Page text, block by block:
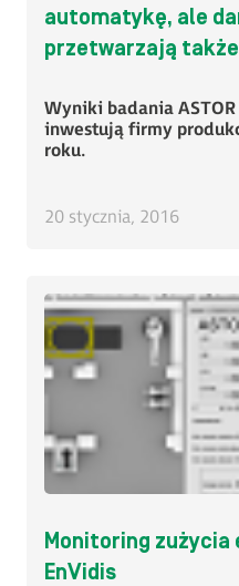
automatykę, ale
przetwarzają
Wyniki badania
inwestują firmy
roku.
20 stycznia, 2016
Monitoring
EnVidis